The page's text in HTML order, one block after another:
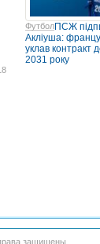
ФутболПСЖ
Акліуша:
уклав контракт
2031 року
защищены.